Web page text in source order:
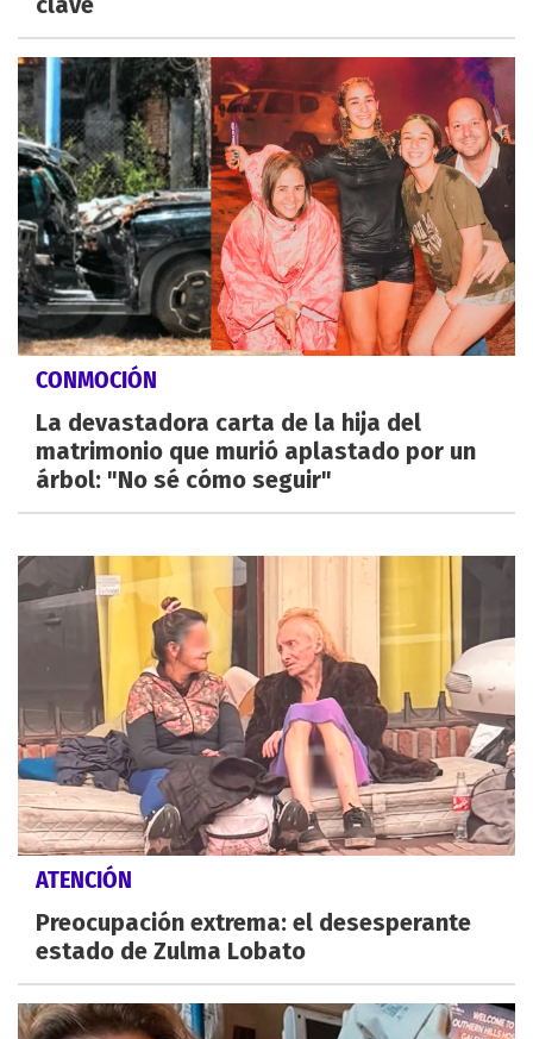
CONMOCIÓN
La devastadora carta de la hija del
matrimonio que murió aplastado por un
árbol: "No sé cómo seguir"
ATENCIÓN
Preocupación extrema: el desesperante
estado de Zulma Lobato